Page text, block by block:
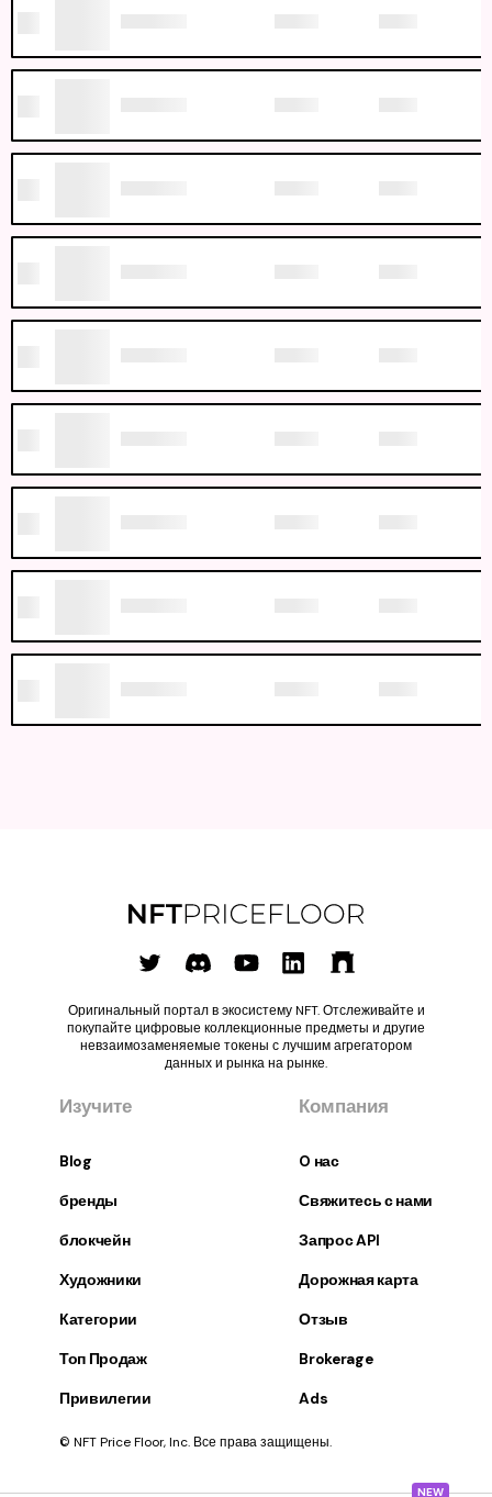
NEW
Оригинальный портал в экосистему NFT. Отслеживайте и
покупайте цифровые коллекционные предметы и другие
невзаимозаменяемые токены с лучшим агрегатором
данных и рынка на рынке.
Изучите
Blog
бренды
блокчейн
Художники
Категории
Топ Продаж
Привилегии
Компания
O нас
Свяжитесь с нами
Запрос API
Дорожная карта
Отзыв
Brokerage
Ads
© NFT Price Floor, Inc. Все права защищены.